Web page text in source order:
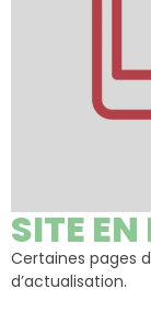
SITE
Certaines pages
d’actualisation.